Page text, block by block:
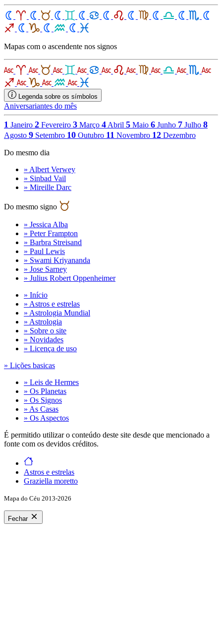
Mapas com o ascendente nos signos
Legenda sobre os símbolos
Aniversariantes do mês
1 Janeiro 2 Fevereiro 3 Março 4 Abril 5 Maio 6 Junho 7 Julho 8
Agosto 9 Setembro 10 Outubro 11 Novembro 12 Dezembro
Do mesmo dia
» Albert Verwey
» Sinbad Vail
» Mireille Darc
Do mesmo signo
» Jessica Alba
» Peter Frampton
» Barbra Streisand
» Paul Lewis
» Swami Kriyananda
» Jose Sarney
» Julius Robert Oppenheimer
» Início
» Astros e estrelas
» Astrologia Mundial
» Astrologia
» Sobre o site
» Novidades
» Licença de uso
» Lições basicas
» Leis de Hermes
» Os Planetas
» Os Signos
» As Casas
» Os Aspectos
É permitido utilizar o conteúdo deste site desde que mencionado a
fonte com os devidos créditos.
Astros e estrelas
Graziella moretto
Mapa do Céu 2013-2026
Fechar